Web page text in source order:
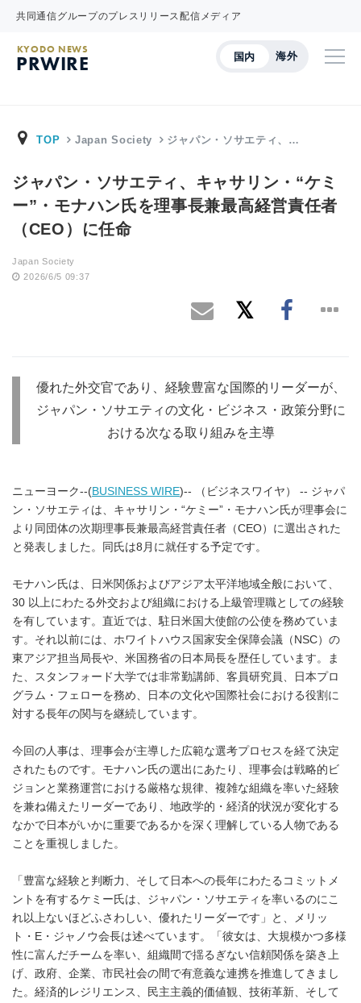
共同通信グループのプレスリリース配信メディア
国内 海外
KYODO NEWS
PRWIRE
TOP Japan Society ジャパン・ソサエティ、…
ジャパン・ソサエティ、キャサリン・“ケミ
ー”・モナハン氏を理事長兼最高経営責任者
（CEO）に任命
Japan Society
2026/6/5 09:37
優れた外交官であり、経験豊富な国際的リーダーが、
ジャパン・ソサエティの文化・ビジネス・政策分野に
おける次なる取り組みを主導
ニューヨーク--(BUSINESS WIRE)-- （ビジネスワイヤ） -- ジャパ
ン・ソサエティは、キャサリン・“ケミー”・モナハン氏が理事会に
より同団体の次期理事長兼最高経営責任者（CEO）に選出された
と発表しました。同氏は8月に就任する予定です。
モナハン氏は、日米関係およびアジア太平洋地域全般において、
30 以上にわたる外交および組織における上級管理職としての経験
を有しています。直近では、駐日米国大使館の公使を務めていま
す。それ以前には、ホワイトハウス国家安全保障会議（NSC）の
東アジア担当局長や、米国務省の日本局長を歴任しています。ま
た、スタンフォード大学では非常勤講師、客員研究員、日本プロ
グラム・フェローを務め、日本の文化や国際社会における役割に
対する長年の関与を継続しています。
今回の人事は、理事会が主導した広範な選考プロセスを経て決定
されたものです。モナハン氏の選出にあたり、理事会は戦略的ビ
ジョンと業務運営における厳格な規律、複雑な組織を率いた経験
を兼ね備えたリーダーであり、地政学的・経済的状況が変化する
なかで日本がいかに重要であるかを深く理解している人物である
ことを重視しました。
「豊富な経験と判断力、そして日本への長年にわたるコミットメ
ントを有するケミー氏は、ジャパン・ソサエティを率いるのにこ
れ以上ないほどふさわしい、優れたリーダーです」と、メリッ
ト・E・ジャノウ会長は述べています。「彼女は、大規模かつ多様
性に富んだチームを率い、組織間で揺るぎない信頼関係を築き上
げ、政府、企業、市民社会の間で有意義な連携を推進してきまし
た。経済的レジリエンス、民主主義的価値観、技術革新、そして